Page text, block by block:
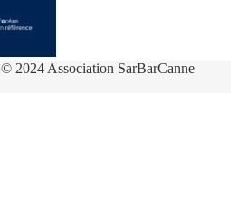
© 2024 Association SarBarCanne